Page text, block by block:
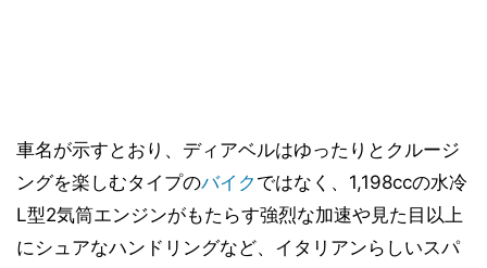
車名が示すとおり、ディアベルはゆったりとクルージ
ングを楽しむタイプのバイク ではなく、1,198ccの水冷
L型2気筒エンジンがもたらす強烈な加速や見た目以上
にシュアなハンドリングなど、イタリアンらしいスパ